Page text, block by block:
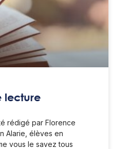
lecture
rédigé par Florence
Alarie, élèves en
vous le savez tous